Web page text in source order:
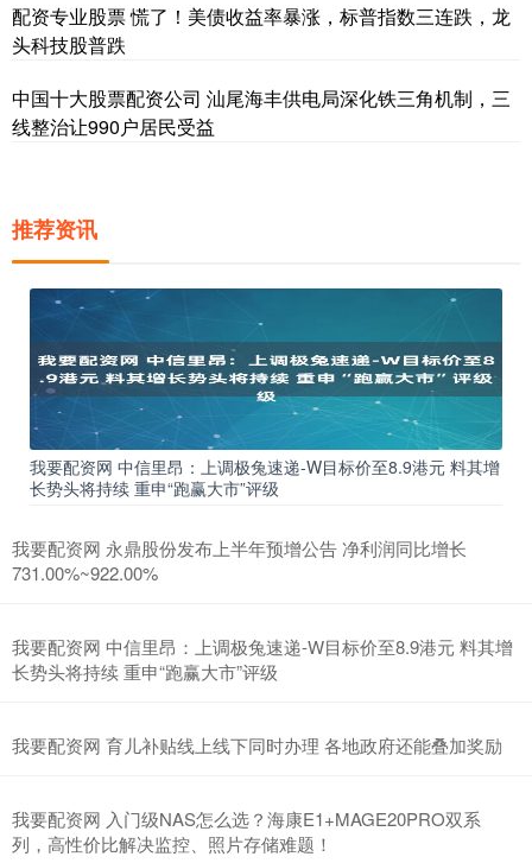
配资专业股票 慌了！美债收益率暴涨，标普指数三连跌，龙
头科技股普跌
中国十大股票配资公司 汕尾海丰供电局深化铁三角机制，三
线整治让990户居民受益
推荐资讯
我要配资网 中信里昂：上调极兔速递-W目标价至8.9港元 料其增
长势头将持续 重申“跑赢大市”评级
我要配资网 永鼎股份发布上半年预增公告 净利润同比增长
731.00%~922.00%
我要配资网 中信里昂：上调极兔速递-W目标价至8.9港元 料其增
长势头将持续 重申“跑赢大市”评级
我要配资网 育儿补贴线上线下同时办理 各地政府还能叠加奖励
我要配资网 入门级NAS怎么选？海康E1+MAGE20PRO双系
列，高性价比解决监控、照片存储难题！